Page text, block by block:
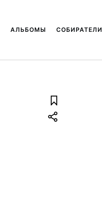
АЛЬБОМЫ СОБИРАТЕЛИ